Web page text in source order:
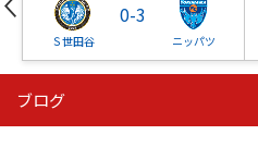
Ｓ世田谷
0-3
ニッパツ
ニッパツ
ブログ